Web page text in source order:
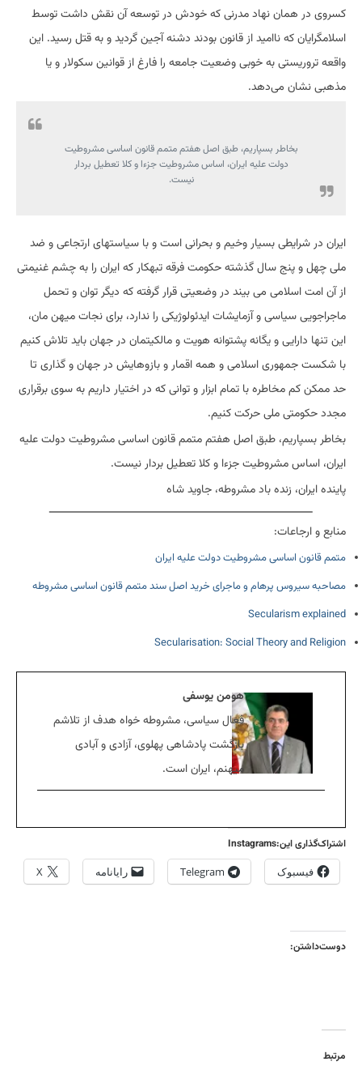
کسروی در همان نهاد مدرنی که خودش در توسعه آن نقش داشت توسط
اسلامگرایان که ناامید از قانون بودند دشنه آجین گردید و به قتل رسید. این
واقعه تروریستی به خوبی وضعیت جامعه را فارغ از قوانین سکولار و یا
مذهبی نشان می‌دهد.
بخاطر بسپاریم، طبق اصل هفتم متمم قانون اساسی مشروطیت
دولت علیه ایران، اساس مشروطیت جزء‌ا و کلا تعطیل بردار
نیست.
ایران در شرایطی بسیار وخیم و بحرانی است و با سیاستهای ارتجاعی و ضد
ملی چهل و پنج سال گذشته حکومت فرقه تبهکار که ایران را به چشم غنیمتی
از آن امت اسلامی می بیند در وضعیتی قرار گرفته که دیگر توان و تحمل
ماجراجویی سیاسی و آزمایشات ایدئولوژیکی را ندارد، برای نجات میهن مان،
این تنها دارایی و یگانه پشتوانه هویت و مالکیتمان در جهان باید تلاش کنیم
با شکست جمهوری اسلامی و همه اقمار و بازوهایش در جهان و گذاری تا
حد ممکن کم مخاطره با تمام ابزار و توانی که در اختیار داریم به سوی برقراری
مجدد حکومتی ملی حرکت کنیم.
بخاطر بسپاریم، طبق اصل هفتم متمم قانون اساسی مشروطیت دولت علیه
ایران، اساس مشروطیت جزء‌ا و کلا تعطیل بردار نیست.
پاینده ایران، زنده باد مشروطه، جاوید شاه
منابع و ارجاعات:
متمم قانون اساسی مشروطیت دولت علیه ایران
مصاحبه سیروس پرهام و ماجرای خرید اصل سند متمم قانون اساسی مشروطه
Secularism explained
Secularisation: Social Theory and Religion
هومن یوسفی
فعال سیاسی، مشروطه خواه هدف از تلاشم
بازگشت پادشاهی پهلوی، آزادی و آبادی
میهنم، ایران است.
اشتراک‌گذاری این:Instagrams
فیسبوک
Telegram رایانامه X
دوست‌داشتن:
مرتبط